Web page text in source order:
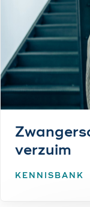
verzuim
KENNISBANK